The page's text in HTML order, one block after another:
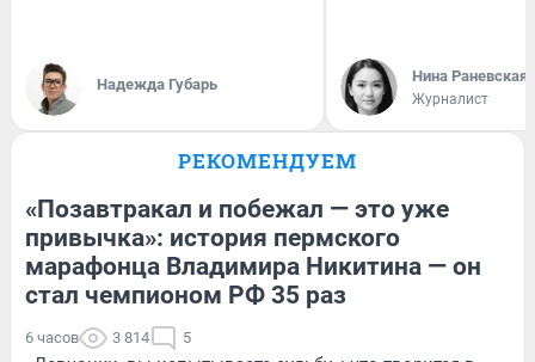
Надежда Губарь Нина Раневская
Журналист
РЕКОМЕНДУЕМ
«Позавтракал и побежал — это уже
привычка»: история пермского
марафонца Владимира Никитина — он
стал чемпионом РФ 35 раз
6 часов 3 814 5